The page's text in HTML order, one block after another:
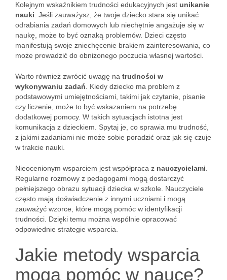
Kolejnym wskaźnikiem trudności edukacyjnych jest unikanie
nauki . Jeśli zauważysz, że twoje dziecko stara się unikać
odrabiania zadań domowych lub niechętnie angażuje się w
naukę, może to być oznaką problemów. Dzieci często
manifestują swoje zniechęcenie brakiem zainteresowania, co
może prowadzić do obniżonego poczucia własnej wartości.
Warto również zwrócić uwagę na trudności w
wykonywaniu zadań . Kiedy dziecko ma problem z
podstawowymi umiejętnościami, takimi jak czytanie, pisanie
czy liczenie, może to być wskazaniem na potrzebę
dodatkowej pomocy. W takich sytuacjach istotna jest
komunikacja z dzieckiem. Spytaj je, co sprawia mu trudność,
z jakimi zadaniami nie może sobie poradzić oraz jak się czuje
w trakcie nauki.
Nieocenionym wsparciem jest współpraca z nauczycielami
Regularne rozmowy z pedagogami mogą dostarczyć
pełniejszego obrazu sytuacji dziecka w szkole. Nauczyciele
często mają doświadczenie z innymi uczniami i mogą
zauważyć wzorce, które mogą pomóc w identyfikacji
trudności. Dzięki temu można wspólnie opracować
odpowiednie strategie wsparcia.
Jakie metody wsparcia
mogą pomóc w nauce?